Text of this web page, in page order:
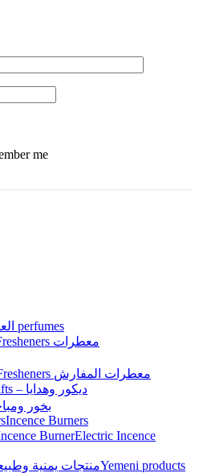
me
العطور perfumes
Fresheners معطرات
Furniturer Fresheners معطرات المفارش
Gifts – ديكور وهدايا
بخور
Incence Burners
Electric Incence
Yemeni products